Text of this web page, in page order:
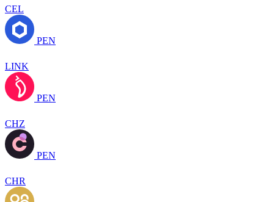
CEL
PEN
LINK
PEN
CHZ
PEN
CHR